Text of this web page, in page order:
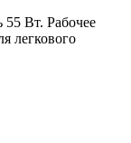
55 Вт. Рабочее
легкового